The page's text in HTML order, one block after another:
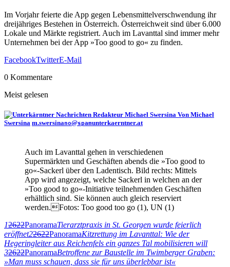
Im Vorjahr feierte die App gegen Lebensmittelverschwendung ihr
dreijähriges Bestehen in Österreich. Österreichweit sind über 6.000
Lokale und Märkte registriert. Auch im Lavanttal sind immer mehr
Unternehmen bei der App »Too good to go« zu finden.
FacebookTwitterE-Mail
0 Kommentare
Meist gelesen
Von Michael
Swersina m.swersinano@spamunterkaerntner.at
Auch im Lavanttal gehen in verschiedenen
Supermärkten und Geschäften abends die »Too good to
go«-Sackerl über den Ladentisch. Bild rechts: Mittels
App wird angezeigt, welche Sackerl in welchen an der
»Too good to go«-Initiative teilnehmenden Geschäften
erhältlich sind. Sie können auch gleich reserviert
werden.Fotos: Too good too go (1), UN (1)
12622PanoramaTierarztpraxis in St. Georgen wurde feierlich
eröffnet22622PanoramaKitzrettung im Lavanttal: Wie der
Hegeringleiter aus Reichenfels ein ganzes Tal mobilisieren will
32622PanoramaBetroffene zur Baustelle im Twimberger Graben:
»Man muss schauen, dass sie für uns überlebbar ist«